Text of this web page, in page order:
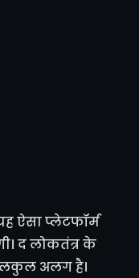
ऐसा प्लेटफॉर्म
द लोकतंत्र के
अलग है।